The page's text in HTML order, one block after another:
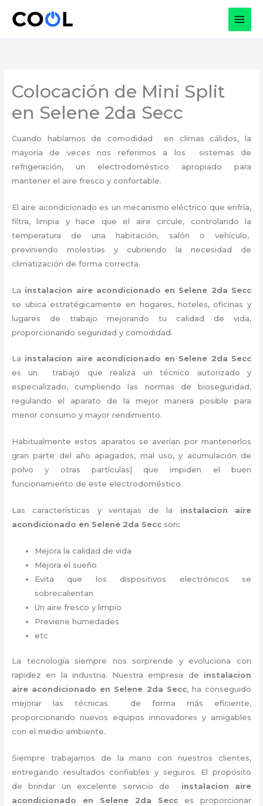
Colocación de Mini Split
en Selene 2da Secc
Cuando hablamos de comodidad en climas cálidos, la
mayoría de veces nos referimos a los sistemas de
refrigeración, un electrodoméstico apropiado para
mantener el aire fresco y confortable.
El aire acondicionado es un mecanismo eléctrico que enfría,
filtra, limpia y hace que el aire circule, controlando la
temperatura de una habitación, salón o vehículo,
previniendo molestias y cubriendo la necesidad de
climatización de forma correcta.
La instalacion aire acondicionado en Selene 2da Secc
se ubica estratégicamente en hogares, hoteles, oficinas y
lugares de trabajo
mejorando tu calidad de vida,
proporcionando seguridad y comodidad.
La instalacion aire acondicionado en Selene 2da Secc
es un
trabajo que realiza un técnico autorizado y
especializado, cumpliendo las normas de bioseguridad,
regulando el aparato de la mejor manera posible para
menor consumo y mayor rendimiento.
Habitualmente estos aparatos se averían por mantenerlos
gran parte del año apagados, mal uso, y acumulación de
polvo y otras partículas| que impiden el buen
funcionamiento de este electrodoméstico.
Las características y ventajas de la instalacion aire
acondicionado en Selene 2da Secc son:
Mejora la calidad de vida
Mejora el sueño
Evita que los dispositivos electrónicos se
sobrecalientan
Un aire fresco y limpio
Previene humedades
etc
La tecnología siempre nos sorprende y evoluciona con
rapidez en la industria. Nuestra empresa de instalacion
aire acondicionado en Selene 2da Secc, ha conseguido
mejorar las técnicas de forma más eficiente,
proporcionando nuevos equipos innovadores y amigables
con el medio ambiente.
Siempre trabajamos de la mano con nuestros clientes,
entregando resultados confiables y seguros. El propósito
de brindar un excelente servicio de instalacion aire
acondicionado en Selene 2da Secc
es proporcionar